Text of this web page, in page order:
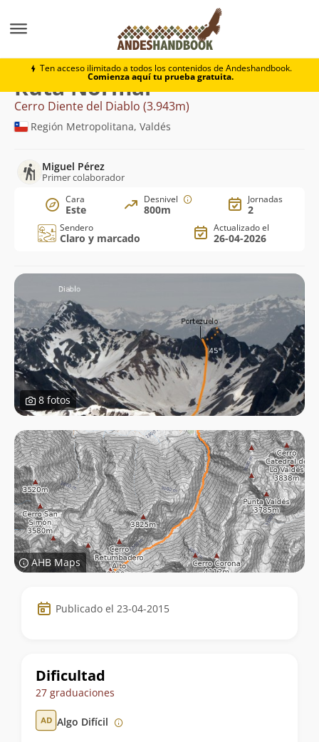
Ten acceso ilimitado a todos los contenidos de Andeshandbook.
Comienza aquí tu prueba gratuita.
Cerro Diente del Diablo
Ruta Normal
Cerro Diente del Diablo (3.943m)
Región Metropolitana, Valdés
Miguel Pérez
Primer colaborador
Cara
Este
Desnivel
800m
Jornadas
2
Sendero
Claro y marcado
Actualizado el
26-04-2026
8 fotos
AHB Maps
Datos
de
ruta
Publicado el 23-04-2015
Dificultad
27 graduaciones
Algo Difícil